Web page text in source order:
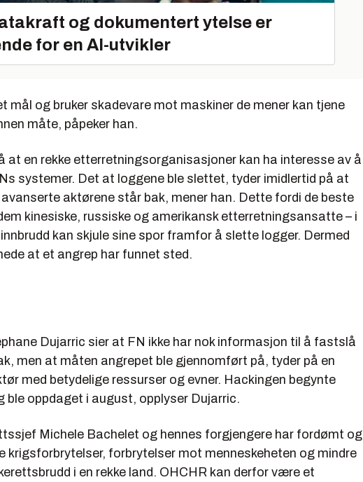
og dokumentert ytelse er
for en AI-utvikler
mål og bruker skadevare mot maskiner de mener kan tjene
måte, påpeker han.
at en rekke etterretningsorganisasjoner kan ha interesse av å
systemer. Det at loggene ble slettet, tyder imidlertid på at
avanserte aktørene står bak, mener han. Dette fordi de beste
kinesiske, russiske og amerikansk etterretningsansatte – i
kan skjule sine spor framfor å slette logger. Dermed
at et angrep har funnet sted.
Dujarric sier at FN ikke har nok informasjon til å fastslå
men at måten angrepet ble gjennomført på, tyder på en
med betydelige ressurser og evner. Hackingen begynte
ble oppdaget i august, opplyser Dujarric.
Michele Bachelet og hennes forgjengere har fordømt og
krigsforbrytelser, forbrytelser mot menneskeheten og mindre
i en rekke land. OHCHR kan derfor være et